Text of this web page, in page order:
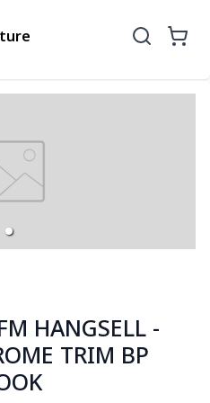
HANGSELL -
TRIM BP